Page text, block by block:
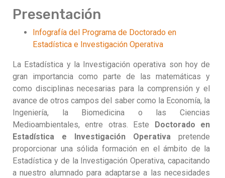
Presentación
Infografía del Programa de Doctorado en
Estadística e Investigación Operativa
La Estadística y la Investigación operativa son hoy de
gran importancia como parte de las matemáticas y
como disciplinas necesarias para la comprensión y el
avance de otros campos del saber como la Economía, la
Ingeniería, la Biomedicina o las Ciencias
Medioambientales, entre otras. Este Doctorado en
Estadística e Investigación Operativa pretende
proporcionar una sólida formación en el ámbito de la
Estadística y de la Investigación Operativa, capacitando
a nuestro alumnado para adaptarse a las necesidades